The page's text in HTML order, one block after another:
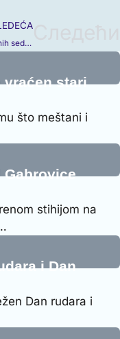
U narednih sedam dana dizel jeftiniji za tri dinara
vraćen stari
što meštani i
Gabrovice
stihijom na
i Dan
Dan rudara i